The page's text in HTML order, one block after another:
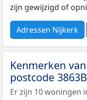
zijn gewijzigd of
Adressen Nijkerk
Kenmerken
postcode
Er zijn 10 woningen